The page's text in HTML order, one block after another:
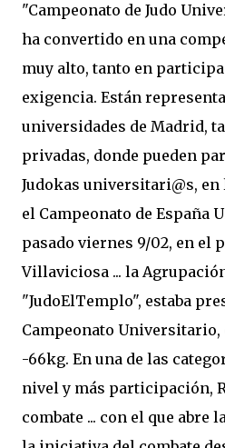
"Campeonato de Judo
ha convertido en una
muy alto, tanto en
exigencia. Están
universidades de Madrid,
privadas, donde pueden
Judokas universitari@s,
el Campeonato de España
pasado viernes 9/02, en el
Villaviciosa ... la
"JudoElTemplo", estaba
Campeonato Universitario,
-66kg. En una de las
nivel y más participación,
combate ... con el que abre